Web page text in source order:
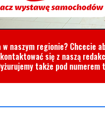
naszym regionie? Chcecie
się z naszą
także pod